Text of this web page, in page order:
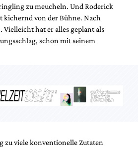
zu meucheln. Und Roderick
von der Bühne. Nach
hat er alles geplant als
schon mit seinem
zu viele konventionelle Zutaten